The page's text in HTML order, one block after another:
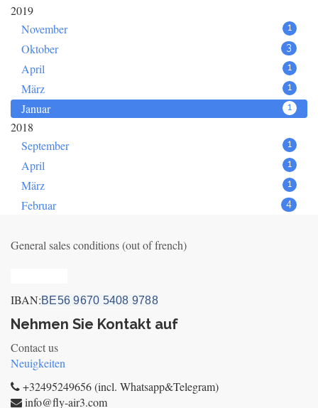
2019
November
1
Oktober 3
April 1
März 1
Januar 1
2018
September
1
April 1
März 1
Februar 4
General sales conditions (out of french)
IBAN:BE56 9670 5408 9788
Nehmen Sie Kontakt auf
Contact us
Neuigkeiten
+32495249656 (incl. Whatsapp&Telegram)
info@fly-air3.com